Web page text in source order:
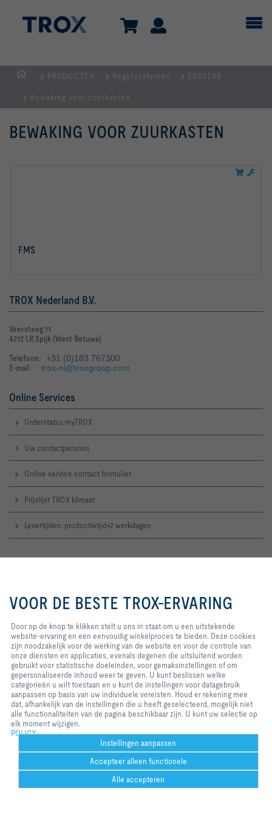
PRODUCTEN Regelsystemen EASYLAB
Bewaking voor zuurkasten
Help desk Meer
BEWAKING VOOR ZUURKASTEN
FMS
TROX Nederland B.V.
Veersteeg 11
4212 LR Spijk (West Betuwe)
Telefoon: +31 (0)183 767300
E-mail: trox-nl@troxgroup.com
Online Services
Orderstatus myTROX
Uw contactpersoon
Online service contact formulier
Prijslijst TROX klimaat
Levertijden: productietijd+2 werkdagen
advies en snelle oplossingen bieden voor installatie, onderhoud en
optimalisatie van TROX-componenten en luchtbehandelingssystemen.
Telefoon: +31 (0)183 767 300
Contact
TROX op sociale media
Home Contacten
Leverings- en betalingsvoorwaarden
Privacy
Disclaimer
ons in staat om u een uitstekende
website-ervaring en een
bieden. Deze cookies zijn
noodzakelijk voor de werking van
de website en voor de controle
van onze diensten en applicaties,
evenals degenen die uitsluitend
worden gebruikt voor statistische
doeleinden, voor
gemaksinstellingen of om
gepersonaliseerde inhoud weer te
geven. U kunt beslissen welke
kunt de instellingen voor
datagebruik aanpassen op basis
van uw individuele vereisten.
Houd er rekening mee dat,
afhankelijk van de instellingen die
u heeft geselecteerd, mogelijk niet
alle functionaliteiten van de
VOOR DE BESTE TROX-ERVARING
Door op de knop te klikken stelt u ons in staat om u een uitstekende
website-ervaring en een eenvoudig winkelproces te bieden. Deze cookies
zijn noodzakelijk voor de werking van de website en voor de controle van
onze diensten en applicaties, evenals degenen die uitsluitend worden
gebruikt voor statistische doeleinden, voor gemaksinstellingen of om
gepersonaliseerde inhoud weer te geven. U kunt beslissen welke
categorieën u wilt toestaan en u kunt de instellingen voor datagebruik
aanpassen op basis van uw individuele vereisten. Houd er rekening mee
dat, afhankelijk van de instellingen die u heeft geselecteerd, mogelijk niet
alle functionaliteiten van de pagina beschikbaar zijn. U kunt uw selectie op
elk moment wijzigen.
POLICY
Instellingen aanpassen
Accepteer alleen functionele
Alle accepteren